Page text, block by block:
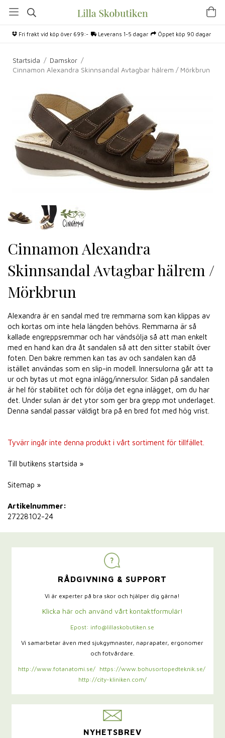
Fri frakt vid köp över 699:- Leverans 1-5 dagar Öppet köp 90 dagar
Startsida / Damskor /
Cinnamon Alexandra Skinnsandal Avtagbar hälrem / Mörkbrun
Cinnamon Alexandra
Skinnsandal Avtagbar hälrem /
Mörkbrun
Alexandra är en sandal med tre remmarna som kan klippas av
och kortas om inte hela längden behövs. Remmarna är så
kallade engreppsremmar och har vändsölja så att man enkelt
med en hand kan dra åt sandalen så att den sitter stabilt över
foten. Den bakre remmen kan tas av och sandalen kan då
istället användas som en slip-in modell. Innersulorna går att ta
ur och bytas ut mot egna inlägg/innersulor. Sidan på sandalen
är hel för stabilitet och för dölja det egna inlägget, om du har
det. Under sulan är det ytor som ger bra grepp mot underlaget.
Denna sandal passar väldigt bra på en bred fot med hög vrist.
Tyvärr ingår inte denna produkt i vårt sortiment för tillfället.
Till butikens startsida »
Sitemap »
Artikelnummer:
27228102-24
RÅDGIVNING & SUPPORT
Vi är experter på bra skor och hjälper dig gärna!
Klicka här och använd vårt kontaktformulär!
Epost: info@lillaskobutiken.se
Vi samarbetar även med sjukgymnaster, naprapater, ergonomer
och fotvårdare.
http://www.fotanatomi.se/
https://www.bohusortopedteknik.se/
http://city-kliniken.com/
NYHETSBREV